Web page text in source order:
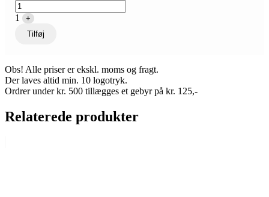
1
+
Tilføj
Obs! Alle priser er ekskl. moms og fragt.
Der laves altid min. 10 logotryk.
Ordrer under kr. 500 tillægges et gebyr på kr. 125,-
Relaterede produkter